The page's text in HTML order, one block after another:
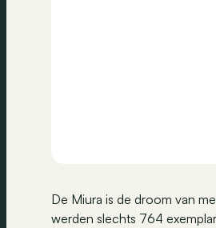
De Miura is de droom van
werden slechts 764